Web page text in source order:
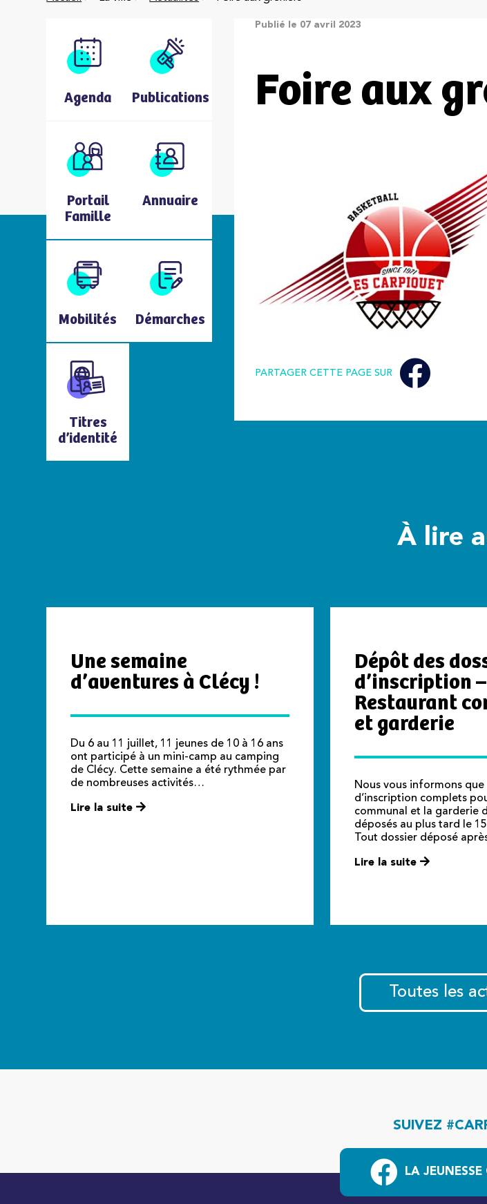
Agenda Publications
Portail
Famille
Annuaire
Mobilités Démarches
Titres
d’identité
Publié le 07 avril 2023
Foire aux
PARTAGER CETTE PAGE SUR
À lire
Une semaine
d’aventures à Clécy !
Du 6 au 11 juillet, 11 jeunes de 10 à 16 ans
ont participé à un mini-camp au camping
de Clécy. Cette semaine a été rythmée par
de nombreuses activités…
Lire la suite
Dépôt des
d’inscription –
Restaurant
et garderie
Nous vous informons que
d’inscription complets
communal et la garderie
déposés au plus tard le
Tout dossier déposé
Lire la suite
Toutes les
SUIVEZ
LA